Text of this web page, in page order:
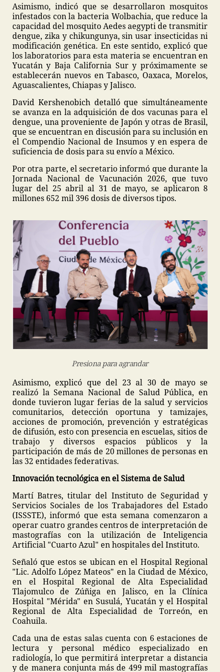
Asimismo, indicó que se desarrollaron mosquitos
infestados con la bacteria Wolbachia, que reduce la
capacidad del mosquito Aedes aegypti de transmitir
dengue, zika y chikungunya, sin usar insecticidas ni
modificación genética. En este sentido, explicó que
los laboratorios para esta materia se encuentran en
Yucatán y Baja California Sur y próximamente se
establecerán nuevos en Tabasco, Oaxaca, Morelos,
Aguascalientes, Chiapas y Jalisco.
David Kershenobich detalló que simultáneamente
se avanza en la adquisición de dos vacunas para el
dengue, una proveniente de Japón y otras de Brasil,
que se encuentran en discusión para su inclusión en
el Compendio Nacional de Insumos y en espera de
suficiencia de dosis para su envío a México.
Por otra parte, el secretario informó que durante la
Jornada Nacional de Vacunación 2026, que tuvo
lugar del 25 abril al 31 de mayo, se aplicaron 8
millones 652 mil 396 dosis de diversos tipos.
Presiona para agrandar
Asimismo, explicó que del 23 al 30 de mayo se
realizó la Semana Nacional de Salud Pública, en
donde tuvieron lugar ferias de la salud y servicios
comunitarios, detección oportuna y tamizajes,
acciones de promoción, prevención y estratégicas
de difusión, esto con presencia en escuelas, sitios de
trabajo y diversos espacios públicos y la
participación de más de 20 millones de personas en
las 32 entidades federativas.
Innovación tecnológica en el Sistema de Salud
Martí Batres, titular del Instituto de Seguridad y
Servicios Sociales de los Trabajadores del Estado
(ISSSTE), informó que esta semana comenzaron a
operar cuatro grandes centros de interpretación de
mastografías con la utilización de Inteligencia
Artificial "Cuarto Azul" en hospitales del Instituto.
Señaló que estos se ubican en el Hospital Regional
"Lic. Adolfo López Mateos" en la Ciudad de México,
en el Hospital Regional de Alta Especialidad
Tlajomulco de Zúñiga en Jalisco, en la Clínica
Hospital "Mérida" en Susulá, Yucatán y el Hospital
Regional de Alta Especialidad de Torreón, en
Coahuila.
Cada una de estas salas cuenta con 6 estaciones de
lectura y personal médico especializado en
radiología, lo que permitirá interpretar a distancia
y de manera conjunta más de 499 mil mastografías